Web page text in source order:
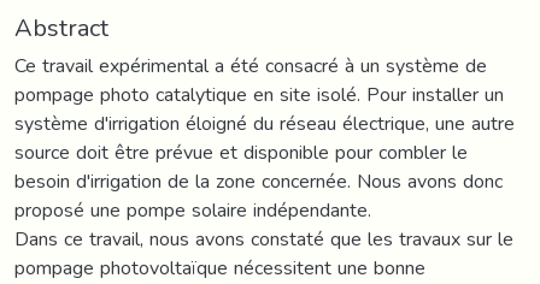
Abstract
Ce travail expérimental a été consacré à un système de
pompage photo catalytique en site isolé. Pour installer un
système d'irrigation éloigné du réseau électrique, une autre
source doit être prévue et disponible pour combler le
besoin d'irrigation de la zone concernée. Nous avons donc
proposé une pompe solaire indépendante.
Dans ce travail, nous avons constaté que les travaux sur le
pompage photovoltaïque nécessitent une bonne